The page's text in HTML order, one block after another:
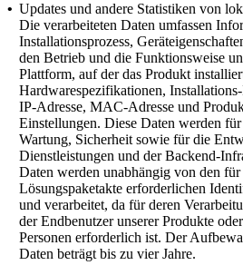
• Updates und andere Statistiken von
Die verarbeiteten Daten umfassen
Installationsprozess,
den Betrieb und die Funktionsweise
Plattform, auf der das Produkt
Hardwarespezifikationen,
IP-Adresse, MAC-Adresse und
Einstellungen. Diese Daten werden
Wartung, Sicherheit sowie für die
Dienstleistungen und der Backend-
Daten werden unabhängig von den
Lösungspaketakte erforderlichen
und verarbeitet, da für deren
der Endbenutzer unserer Produkte
Personen erforderlich ist. Der
Daten beträgt bis zu vier Jahre.